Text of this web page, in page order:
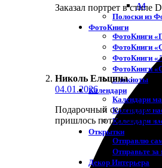
A4
Полоски из
ФотоКниги
ФотоКниги
ФотоКниги
ФотоКниги
ФотоКниги
Блокноты
Календари
Календари
Календари
Календари
Открытки
Отправлю
Отправьте за
Декор Интерьера
Заказал портрет в стиле
Николь Ельцина :
04.01.2026
Подарочный сертификат
пришлось поторопиться с